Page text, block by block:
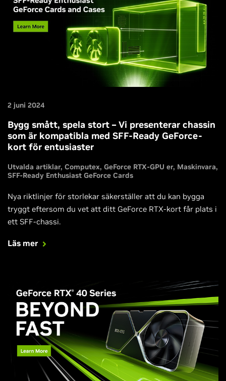
2 juni 2024
Bygg smått, spela stort – Vi presenterar chassin
som är kompatibla med SFF-Ready GeForce-
kort för entusiaster
Utvalda artiklar Computex GeForce RTX-GPU er Maskinvara
SFF-Ready Enthusiast GeForce Cards
Nya riktlinjer för storlekar säkerställer att du kan bygga
tryggt eftersom du vet att ditt GeForce RTX-kort får plats i
ett SFF-chassi.
Läs mer